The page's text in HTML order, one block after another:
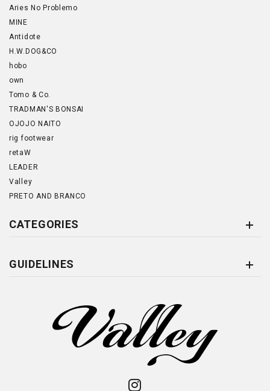
Aries No Problemo
MINE
Antidote
H.W.DOG&CO
hobo
own
Tomo & Co.
TRADMAN'S BONSAI
OJOJO NAITO
rig footwear
retaW
LEADER
Valley
PRETO AND BRANCO
CATEGORIES
GUIDELINES